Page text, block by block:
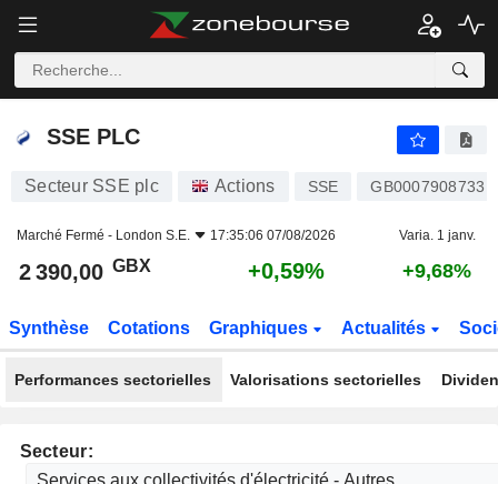
SSE PLC +0,59%
SSE PLC
Secteur SSE plc Actions SSE GB0007908733
Marché Fermé - London S.E. 17:35:06 07/08/2026 Varia. 1 janv.
2 390,00 GBX +0,59% +9,68%
Synthèse Cotations Graphiques Actualités
Performances sectorielles Valorisations sectorielles
Secteur: